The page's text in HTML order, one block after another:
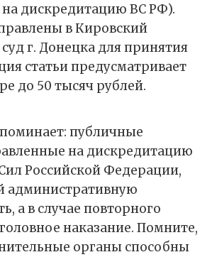
дискредитацию ВС РФ).
в Кировский
г. Донецка для принятия
статьи предусматривает
до 50 тысяч рублей.
публичные
на дискредитацию
Российской Федерации,
административную
а в случае повторного
наказание. Помните,
органы способны